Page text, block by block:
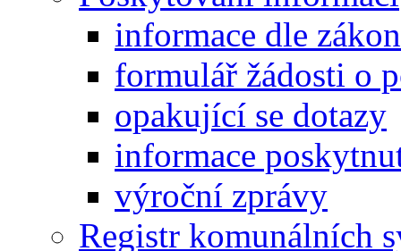
informace dle
formulář žádosti o
opakující se dotazy
informace
výroční zprávy
Registr komunálních